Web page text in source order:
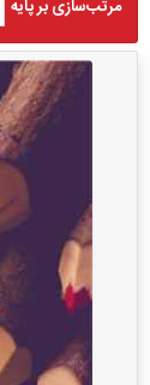
مرتب‌سازی بر پایه